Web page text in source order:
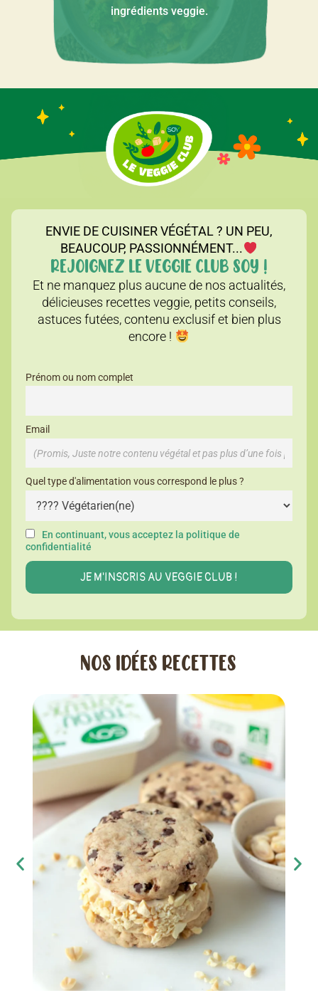
ingrédients veggie.
ENVIE DE CUISINER VÉGÉTAL ? UN PEU,
BEAUCOUP, PASSIONNÉMENT...
REJOIGNEZ LE VEGGIE CLUB SOY !
Et ne manquez plus aucune de nos actualités,
délicieuses recettes veggie, petits conseils,
astuces futées, contenu exclusif et bien plus
encore !
Prénom ou nom complet
Email
Quel type d'alimentation vous correspond le plus ?
En continuant, vous acceptez la politique de
confidentialité
NOS IDÉES RECETTES